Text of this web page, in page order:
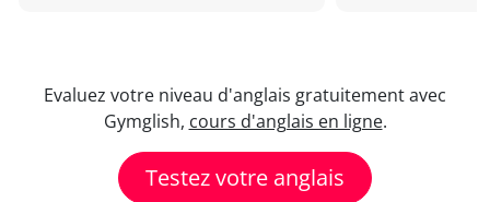
Evaluez votre niveau d'anglais gratuitement avec
Gymglish, cours d'anglais en ligne.
Testez votre anglais